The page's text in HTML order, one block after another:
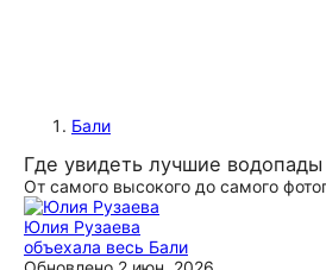
Бали
Где увидеть лучшие
От самого высокого до самого
Юлия Рузаева
объехала весь Бали